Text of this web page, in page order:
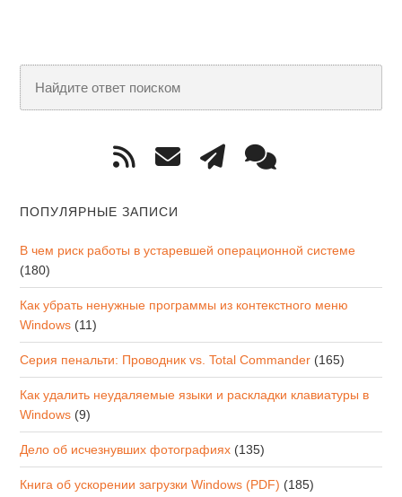
ПОПУЛЯРНЫЕ ЗАПИСИ
В чем риск работы в устаревшей операционной системе
(180)
Как убрать ненужные программы из контекстного меню
Windows (11)
Серия пенальти: Проводник vs. Total Commander (165)
Как удалить неудаляемые языки и раскладки клавиатуры в
Windows (9)
Дело об исчезнувших фотографиях (135)
Книга об ускорении загрузки Windows (PDF) (185)